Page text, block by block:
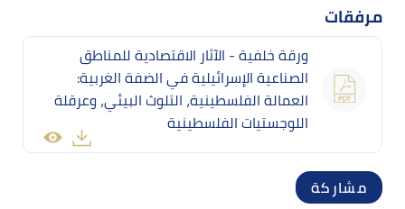
مرفقات
ورقة خلفية - الآثار الاقتصادية للمناطق
الصناعية الإسرائيلية في الضفة الغربية:
العمالة الفلسطينية، التلوث البيئي، وعرقلة
اللوجستيات الفلسطينية
مشاركة